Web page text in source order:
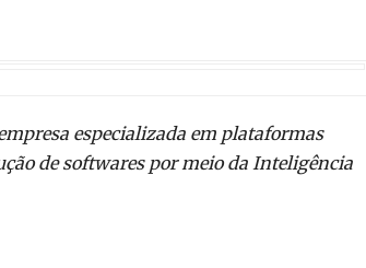
especializada em plataformas
de softwares por meio da Inteligência